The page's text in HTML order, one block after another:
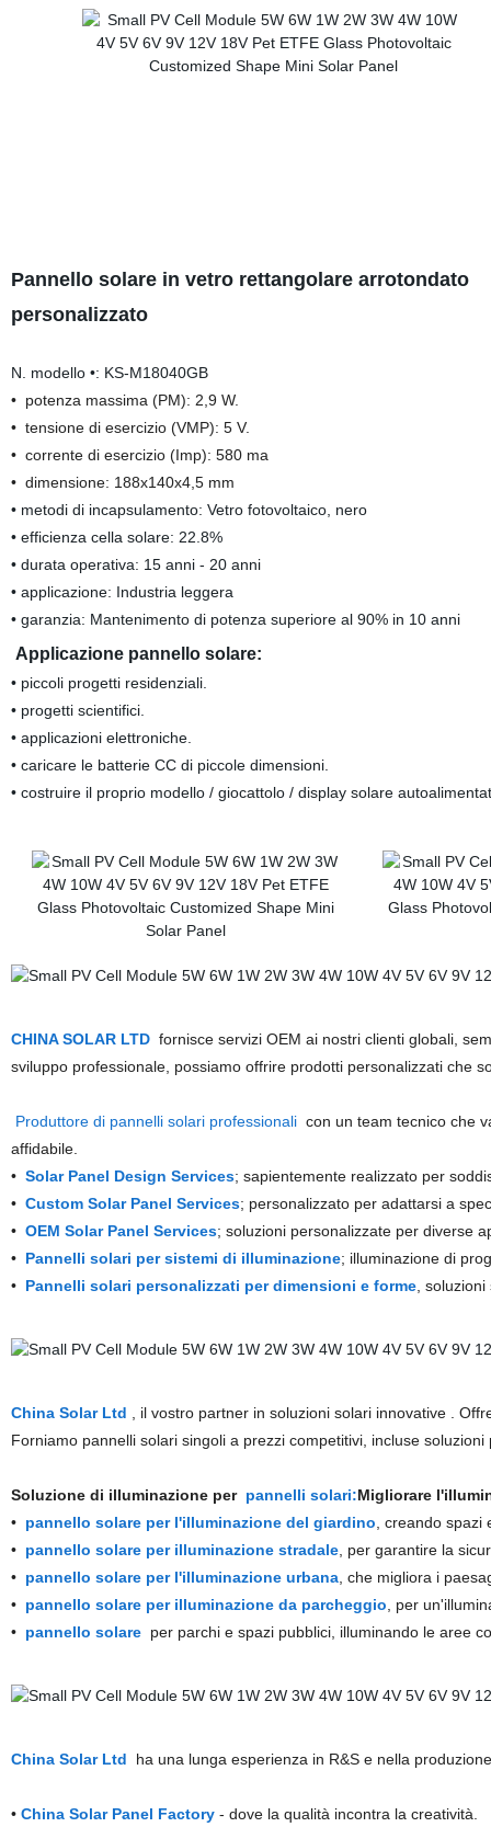
Pannello solare in vetro rettangolare arrotondato
personalizzato
N. modello •: KS-M18040GB
• potenza massima (PM): 2,9 W.
• tensione di esercizio (VMP): 5 V.
• corrente di esercizio (Imp): 580 ma
• dimensione: 188x140x4,5 mm
• metodi di incapsulamento: Vetro fotovoltaico, nero
• efficienza cella solare: 22.8%
• durata operativa: 15 anni - 20 anni
• applicazione: Industria leggera
• garanzia: Mantenimento di potenza superiore al 90% in 10 anni
Applicazione pannello solare:
• piccoli progetti residenziali.
• progetti scientifici.
• applicazioni elettroniche.
• caricare le batterie CC di piccole dimensioni.
• costruire il proprio modello / giocattolo / display solare
CHINA SOLAR LTD fornisce servizi OEM ai nostri clienti globali,
sviluppo professionale, possiamo offrire prodotti personalizzati che
Produttore di pannelli solari professionali con un team tecnico che
affidabile.
• Solar Panel Design Services; sapientemente realizzato per
• Custom Solar Panel Services; personalizzato per adattarsi a
• OEM Solar Panel Services; soluzioni personalizzate per diverse
• Pannelli solari per sistemi di illuminazione; illuminazione di
• Pannelli solari personalizzati per dimensioni e forme, soluzioni
China Solar Ltd , il vostro partner in soluzioni solari innovative
.
Forniamo pannelli solari singoli a prezzi competitivi, incluse
Soluzione di illuminazione per pannelli solari:Migliorare
• pannello solare per l'illuminazione del giardino , creando
• pannello solare per illuminazione stradale, per garantire la
• pannello solare per l'illuminazione urbana, che migliora i
• pannello solare per illuminazione da parcheggio , per
• pannello solare per parchi e spazi pubblici, illuminando le aree
China Solar Ltd ha una lunga esperienza in R&S e nella
• China Solar Panel Factory- dove la qualità incontra la creatività.